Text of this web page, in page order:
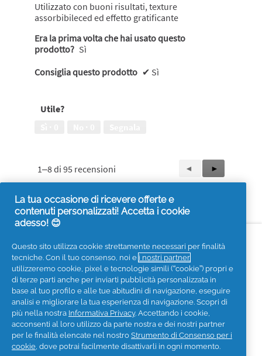
Utilizzato con buoni risultati, texture
assorbibileced ed effetto gratificante
Era la prima volta che hai usato questo
prodotto? Sì
Consiglia questo prodotto ✔ Sì
Utile?
1–8 di 95 recensioni
Precedente
Reviews
◄
Successiva
Reviews
►
Seguici sui social
Privacy
Informativa sui Cookies
Termini e Condizioni
I Miei Dati
La tua occasione di ricevere offerte e
contenuti personalizzati! Accetta i cookie
adesso! 😊
Questo sito utilizza cookie strettamente necessari per finalità
tecniche. Con il tuo consenso, noi e i nostri partner
utilizzeremo cookie, pixel e tecnologie simili (“cookie”) propri e
di terze parti anche per inviarti pubblicità personalizzata in
base al tuo profilo e alle tue abitudini di navigazione, eseguire
analisi e migliorare la tua esperienza di navigazione. Scopri di
più nella nostra Informativa Privacy. Accettando i cookie,
acconsenti al loro utilizzo da parte nostra e dei nostri partner
per le finalità elencate nel nostro Strumento di Consenso per i
cookie, dove potrai facilmente disattivarli in ogni momento.